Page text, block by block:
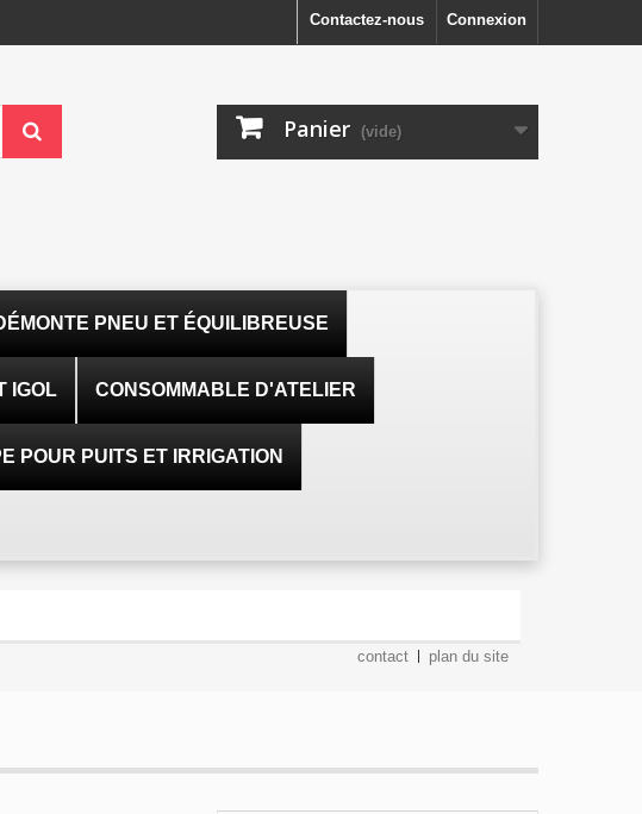
Connexion
Contactez-nous
Panier (vide)
PNEU ET ÉQUILIBREUSE
IGOL CONSOMMABLE D'ATELIER
POUR PUITS ET IRRIGATION
contact plan du site